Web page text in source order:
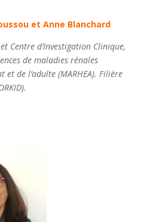
et Anne Blanchard
Centre d’Investigation Clinique,
de maladies rénales
et de l’adulte (MARHEA). Filière